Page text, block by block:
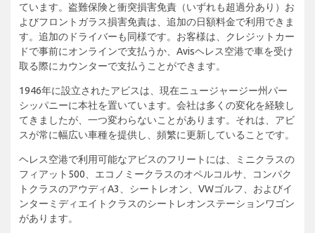
ています。盗難保険と衝突損害免責（いずれも超過分あり）お
よびフロントガラス損害免責は、追加の日額料金で利用できま
す。追加のドライバーも同様です。お客様は、クレジットカー
ドで事前にオンラインで支払うか、Avisヘレス空港で車を受け
取る際にカウンターで支払うことができます。
1946年に設立されたアビスは、現在ニュージャージー州パー
シッパニーに本社を置いています。会社は多くの変化を経験し
てきましたが、一つ変わらないことがあります。それは、アビ
スが常に幅広い車種を提供し、頻繁に更新していることです。
ヘレス空港で利用可能なアビスのフリートには、ミニクラスの
フィアット500、エコノミークラスのオペルコルサ、コンパク
トクラスのアウディA3、シートレオン、VWゴルフ、およびイ
ンターミディエイトクラスのシートレオンステーションワゴン
があります。